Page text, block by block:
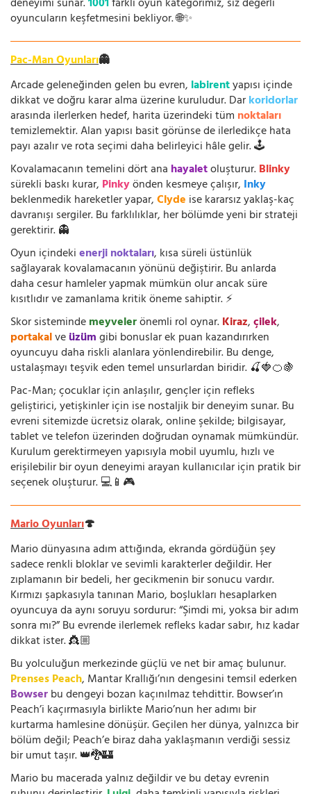
deneyimi sunar.1001farklı oyun kategorimiz, siz değerli
oyuncuların keşfetmesini bekliyor. 🌐✨
Pac-Man Oyunları👻
Arcade geleneğinden gelen bu evren, labirentyapısı içinde
dikkat ve doğru karar alma üzerine kuruludur. Darkoridorlar
arasında ilerlerken hedef, harita üzerindeki tüm noktaları
temizlemektir. Alan yapısı basit görünse de ilerledikçe hata
payı azalır ve rota seçimi daha belirleyici hâle gelir. 🕹️
Kovalamacanın temelini dört ana hayaletoluşturur.Blinky
sürekli baskı kurar, Pinkyönden kesmeye çalışır, Inky
beklenmedik hareketler yapar,Clyde ise kararsız yaklaş-kaç
davranışı sergiler. Bu farklılıklar, her bölümde yeni bir strateji
gerektirir. 👻
Oyun içindekienerji noktaları, kısa süreli üstünlük
sağlayarak kovalamacanın yönünü değiştirir. Bu anlarda
daha cesur hamleler yapmak mümkün olur ancak süre
kısıtlıdır ve zamanlama kritik öneme sahiptir. ⚡
Skor sistemindemeyvelerönemli rol oynar.Kiraz,çilek,
portakalveüzümgibi bonuslar ek puan kazandırırken
oyuncuyu daha riskli alanlara yönlendirebilir. Bu denge,
ustalaşmayı teşvik eden temel unsurlardan biridir. 🍒🍓🍊🍇
Pac-Man; çocuklar için anlaşılır, gençler için refleks
geliştirici, yetişkinler için ise nostaljik bir deneyim sunar. Bu
evreni sitemizde ücretsiz olarak, online şekilde; bilgisayar,
tablet ve telefon üzerinden doğrudan oynamak mümkündür.
Kurulum gerektirmeyen yapısıyla mobil uyumlu, hızlı ve
erişilebilir bir oyun deneyimi arayan kullanıcılar için pratik bir
seçenek oluşturur. 💻📱🎮
Mario Oyunları🍄
Mario dünyasına adım attığında, ekranda gördüğün şey
sadece renkli bloklar ve sevimli karakterler değildir. Her
zıplamanın bir bedeli, her gecikmenin bir sonucu vardır.
Kırmızı şapkasıyla tanınan Mario, boşlukları hesaplarken
oyuncuya da aynı soruyu sordurur: “Şimdi mi, yoksa bir adım
sonra mı?” Bu evrende ilerlemek refleks kadar sabır, hız kadar
dikkat ister. 👸🏼
Bu yolculuğun merkezinde güçlü ve net bir amaç bulunur.
Prenses Peach, Mantar Krallığı’nın dengesini temsil ederken
Bowserbu dengeyi bozan kaçınılmaz tehdittir. Bowser’ın
Peach’i kaçırmasıyla birlikte Mario’nun her adımı bir
kurtarma hamlesine dönüşür. Geçilen her dünya, yalnızca bir
bölüm değil; Peach’e biraz daha yaklaşmanın verdiği sessiz
bir umut taşır. 👑🐉🏰
Mario bu macerada yalnız değildir ve bu detay evrenin